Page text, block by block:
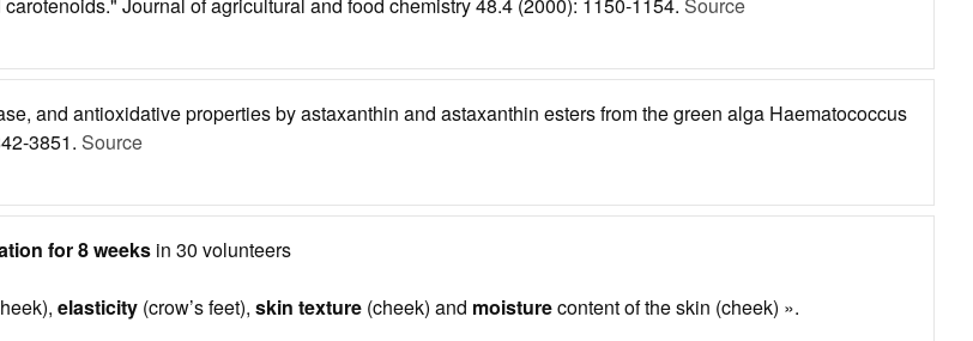
and antioxidative properties by astaxanthin and astaxanthin esters from the green alga Haematococcus
3851. Source
for 8 weeks in 30 volunteers
elasticity (crow’s feet), skin texture (cheek) and moisturecontent of the skin (cheek) ».